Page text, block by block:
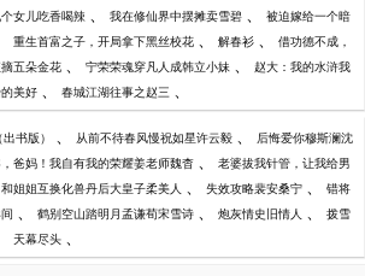
女儿吃香喝辣 、 我在修仙界中摆摊卖雪碧 、 被迫嫁给一个暗
重生首富之子，开局拿下黑丝校花 、 解春衫 、 借功德不成，
五朵金花 、 宁荣荣魂穿凡人成韩立小妹 、 赵大：我的水浒我
美好 、 春城江湖往事之赵三 、
书版） 、 从前不待春风慢祝如星许云毅 、 后悔爱你穆斯澜沈
爸妈！我自有我的荣耀姜老师魏杳 、 老婆拔我针管，让我给男
和姐姐互换化兽丹后大皇子柔美人 、 失效攻略裴安桑宁 、 错将
、 鹤别空山踏明月孟谦荀宋雪诗 、 炮灰情史旧情人 、 拨雪
天幕尽头 、